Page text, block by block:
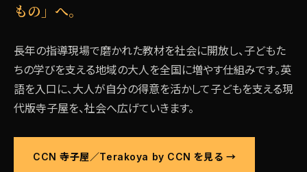
もの」へ。
長年の指導現場で磨かれた教材を社会に開放し、子どもた
ちの学びを支える地域の大人を全国に増やす仕組みです。英
語を入口に、大人が自分の得意を活かして子どもを支える現
代版寺子屋を、社会へ広げていきます。
CCN 寺子屋／Terakoya by CCN を見る →